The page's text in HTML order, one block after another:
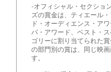
-オフィシャル・セクショ
ズの賞金は、ティエール
ド・オーディエンス・ア
パ・アワード、ベスト・
ゴリーに割り当てられた
の部門別の賞は、同じ映
す。